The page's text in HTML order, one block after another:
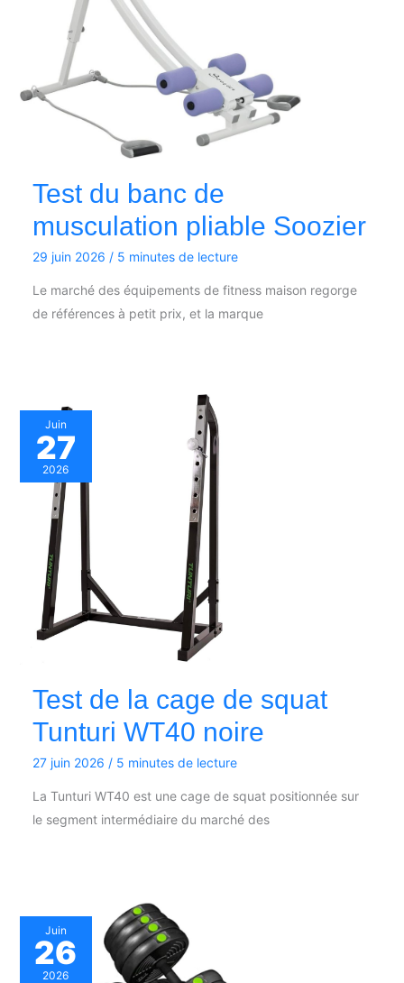
Test du banc de
musculation pliable Soozier
29 juin 2026 / 5 minutes de lecture
Le marché des équipements de fitness maison regorge
de références à petit prix, et la marque
Juin
27
2026
Test de la cage de squat
Tunturi WT40 noire
27 juin 2026 / 5 minutes de lecture
La Tunturi WT40 est une cage de squat positionnée sur
le segment intermédiaire du marché des
Juin
26
2026